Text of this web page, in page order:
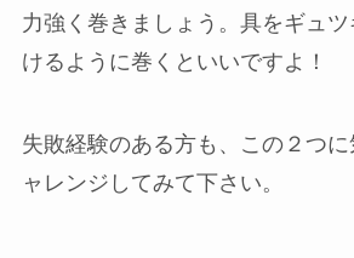
力強く巻きましょう。具をギュ
けるように巻くといいですよ！
失敗経験のある方も、この２つ
ャレンジしてみて下さい。